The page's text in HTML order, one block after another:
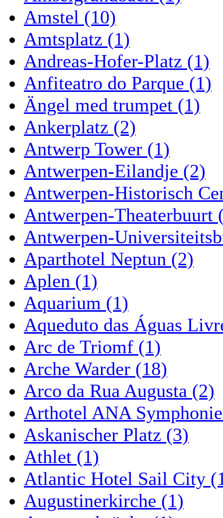
Amstel (10)
Amtsplatz (1)
Andreas-Hofer-Platz (1)
Anfiteatro do Parque (1)
Ängel med trumpet (1)
Ankerplatz (2)
Antwerp Tower (1)
Antwerpen-Eilandje (2)
Antwerpen-Historisch
Antwerpen-Theaterbuurt
Antwerpen-
Aparthotel Neptun (2)
Aplen (1)
Aquarium (1)
Aqueduto das Águas
Arc de Triomf (1)
Arche Warder (18)
Arco da Rua Augusta (2)
Arthotel ANA
Askanischer Platz (3)
Athlet (1)
Atlantic Hotel Sail City
Augustinerkirche (1)